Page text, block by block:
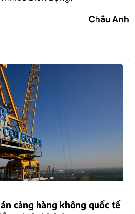
Châu Anh
cảng hàng không quốc tế